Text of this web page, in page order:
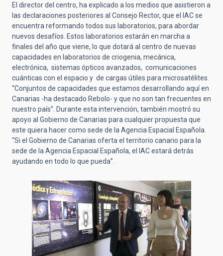
El director del centro, ha explicado a los medios que asistieron a
las declaraciones posteriores al Consejo Rector, que el IAC se
encuentra reformando todos sus laboratorios, para abordar
nuevos desafíos. Estos laboratorios estarán en marcha a
finales del año que viene, lo que dotará al centro de nuevas
capacidades en laboratorios de criogenia, mecánica,
electrónica, sistemas ópticos avanzados, comunicaciones
cuánticas con el espacio y de cargas útiles para microsatélites.
“Conjuntos de capacidades que estamos desarrollando aquí en
Canarias -ha destacado Rebolo- y que no son tan frecuentes en
nuestro país”. Durante esta intervención, también mostró su
apoyo al Gobierno de Canarias para cualquier propuesta que
este quiera hacer como sede de la Agencia Espacial Española.
“Si el Gobierno de Canarias oferta el territorio canario para la
sede de la Agencia Espacial Española, el IAC estará detrás
ayudando en todo lo que pueda”.